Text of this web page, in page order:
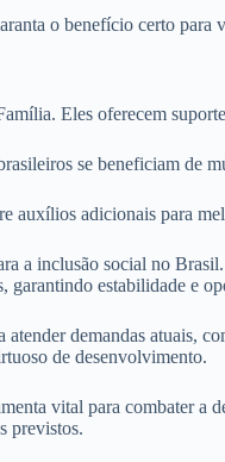
o benefício certo para
Eles oferecem
se beneficiam de
auxílios adicionais para
a inclusão social no
estabilidade e
demandas atuais,
de desenvolvimento.
vital para combater a
previstos.